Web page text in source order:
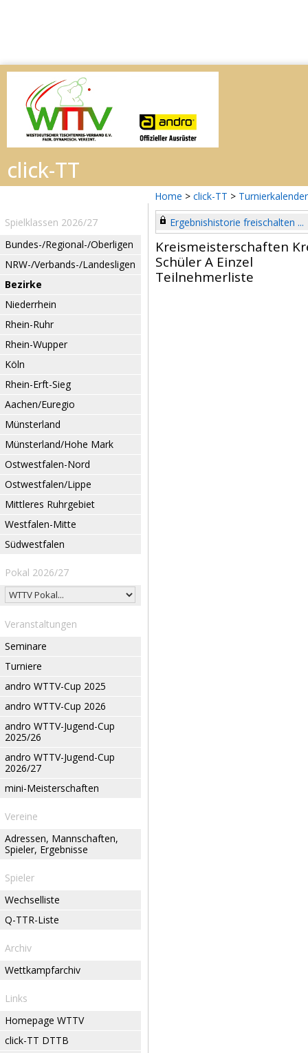
Home > click-TT > Turnierkalender
Spielklassen 2026/27
Bundes-/Regional-/Oberligen
NRW-/Verbands-/Landesligen
Bezirke
Niederrhein
Rhein-Ruhr
Rhein-Wupper
Köln
Rhein-Erft-Sieg
Aachen/Euregio
Münsterland
Münsterland/Hohe Mark
Ostwestfalen-Nord
Ostwestfalen/Lippe
Mittleres Ruhrgebiet
Westfalen-Mitte
Südwestfalen
Pokal 2026/27
Veranstaltungen
Seminare
Turniere
andro WTTV-Cup 2025
andro WTTV-Cup 2026
andro WTTV-Jugend-Cup
2025/26
andro WTTV-Jugend-Cup
2026/27
mini-Meisterschaften
Vereine
Adressen, Mannschaften,
Spieler, Ergebnisse
Spieler
Wechselliste
Q-TTR-Liste
Archiv
Wettkampfarchiv
Links
Homepage WTTV
click-TT DTTB
Ergebnishistorie freischalten ...
Kreismeisterschaften
Schüler A Einzel
Teilnehmerliste